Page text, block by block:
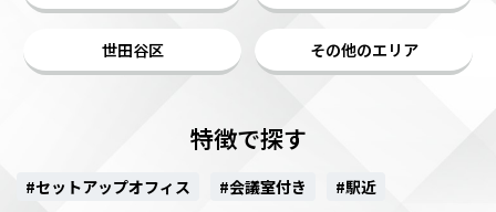
世田谷区 その他のエリア
特徴で探す
#セットアップオフィス #会議室付き
#駅近